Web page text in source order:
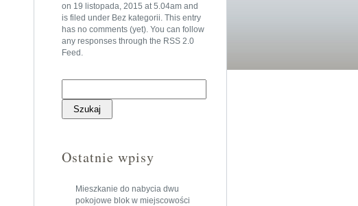
on 19 listopada, 2015 at5.04am and
is filed under Bez kategorii. This entry
has no comments (yet). You can follow
any responses through the RSS 2.0
Feed .
Ostatnie wpisy
Mieszkanie do nabycia dwu
pokojowe blok w miejscowości